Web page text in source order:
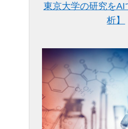
東京大学の研究をAI
析】